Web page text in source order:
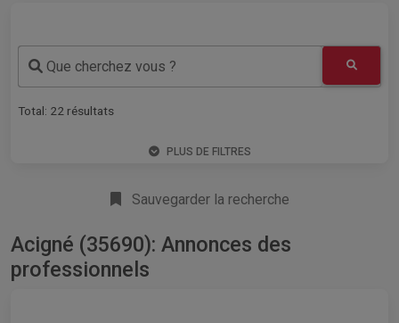
Que cherchez vous ?
Total: 22 résultats
PLUS DE FILTRES
Sauvegarder la recherche
Acigné (35690): Annonces des
professionnels